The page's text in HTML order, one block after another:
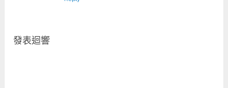
發表迴響